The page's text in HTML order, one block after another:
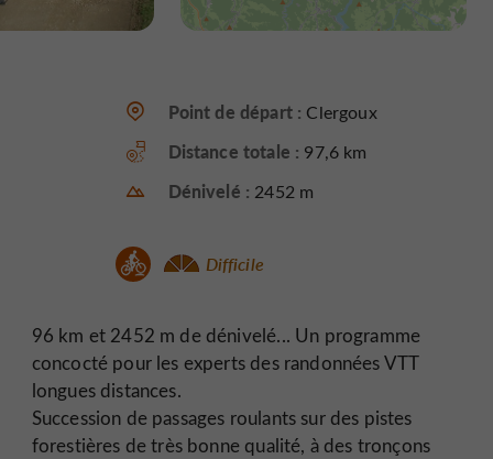
Point de départ : Clergoux
Distance totale : 97,6 km
Dénivelé : 2452 m
Difficile
96 km et 2452 m de dénivelé... Un programme
concocté pour les experts des randonnées VTT
longues distances.
Succession de passages roulants sur des pistes
forestières de très bonne qualité, à des tronçons